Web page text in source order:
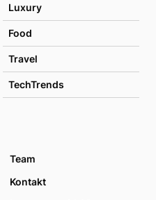
Luxury
Food
Travel
TechTrends
Team
Kontakt